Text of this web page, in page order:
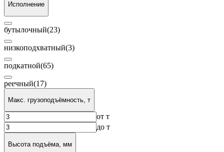
Исполнение
бутылочный(23)
низкоподхватный(3)
подкатной(65)
реечный(17)
Макс. грузоподъёмность, т
от т
до т
Высота подъёма, мм